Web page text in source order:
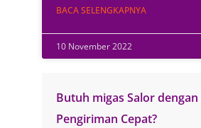
BACA SELENGKAPNYA
10 November 2022
Butuh migas Salor dengan
Pengiriman Cepat?